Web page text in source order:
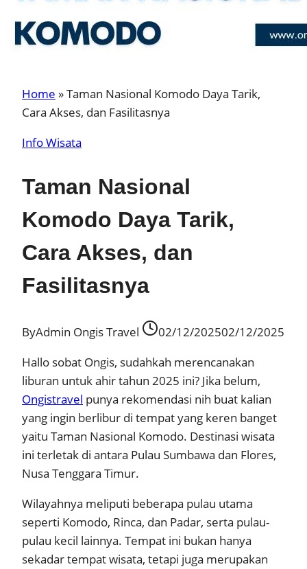
Home »Taman Nasional Komodo Daya Tarik,
Cara Akses, dan Fasilitasnya
Info Wisata
Taman Nasional
Komodo Daya Tarik,
Cara Akses, dan
Fasilitasnya
ByAdmin Ongis Travel 02/12/202502/12/2025
Hallo sobat Ongis, sudahkah merencanakan
liburan untuk ahir tahun 2025 ini? Jika belum,
Ongistravel punya rekomendasi nih buat kalian
yang ingin berlibur di tempat yang keren banget
yaitu Taman Nasional Komodo. Destinasi wisata
ini terletak di antara Pulau Sumbawa dan Flores,
Nusa Tenggara Timur.
Wilayahnya meliputi beberapa pulau utama
seperti Komodo, Rinca, dan Padar, serta pulau-
pulau kecil lainnya. Tempat ini bukan hanya
sekadar tempat wisata, tetapi juga merupakan